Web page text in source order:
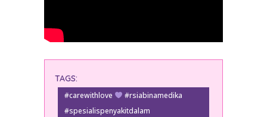
TAGS:
#carewithlove
#rsiabinamedika
#spesialispenyakitdalam